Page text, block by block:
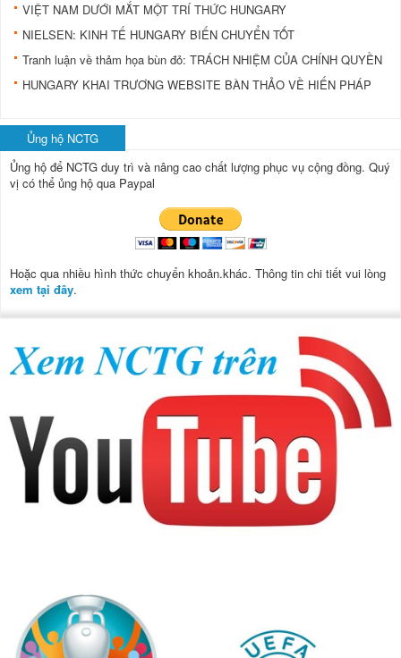
VIỆT NAM DƯỚI MẮT MỘT TRÍ THỨC HUNGARY
NIELSEN: KINH TẾ HUNGARY BIẾN CHUYỂN TỐT
Tranh luận về thảm họa bùn đỏ: TRÁCH NHIỆM CỦA CHÍNH QUYỀN
HUNGARY KHAI TRƯƠNG WEBSITE BÀN THẢO VỀ HIẾN PHÁP
Ủng hộ NCTG
Ủng hộ để NCTG duy trì và nâng cao chất lượng phục vụ cộng đồng. Quý
vị có thể ủng hộ qua Paypal
Hoặc qua nhiều hình thức chuyển khoản.khác. Thông tin chi tiết vui lòng
xem tại đây.